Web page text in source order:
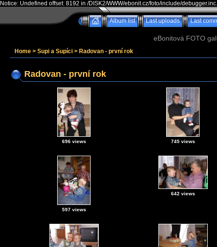
Notice: Undefined offset: 8192 in /DISK2/WWW/ebonit.cz/foto/include/
Album list Last uploads Last
eBonitová FOTO
Home > Supi a Supíci > Radovan - první rok
Radovan - první rok
696 views 745 views
597 views
642 views